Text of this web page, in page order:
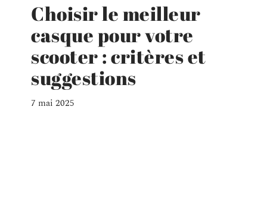
Choisir le meilleur
casque pour votre
scooter : critères et
suggestions
7 mai 2025